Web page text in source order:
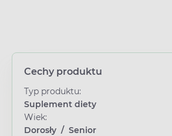
Cechy produktu
Typ produktu:
Suplement diety
Wiek:
Dorosły / Senior